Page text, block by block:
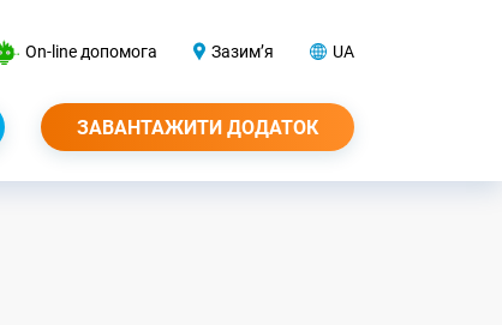
On-line допомога Зазим’я UA
ЗАВАНТАЖИТИ ДОДАТОК